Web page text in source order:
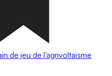
de jeu de l’agrivoltaïsme